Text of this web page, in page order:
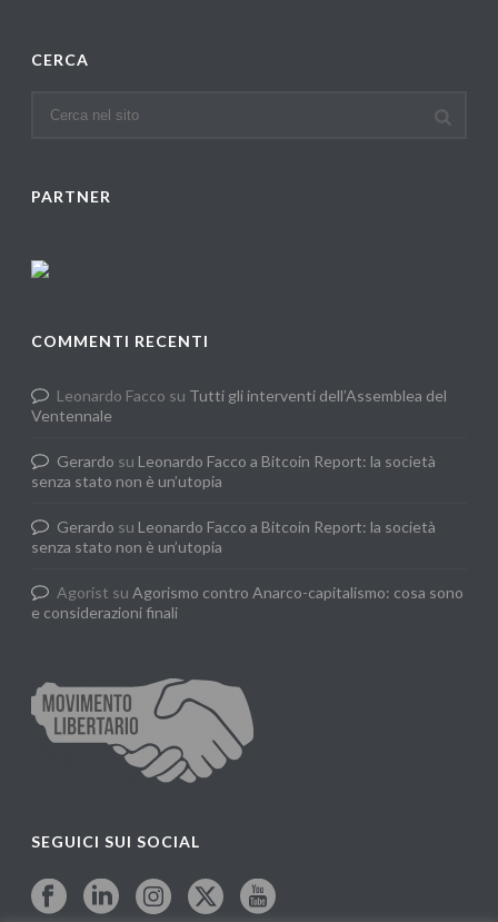
CERCA
PARTNER
COMMENTI RECENTI
Leonardo Facco su Tutti gli interventi dell’Assemblea del
Ventennale
Gerardo su Leonardo Facco a Bitcoin Report: la società
senza stato non è un’utopia
Gerardo su Leonardo Facco a Bitcoin Report: la società
senza stato non è un’utopia
Agorist suAgorismo contro Anarco-capitalismo: cosa sono
e considerazioni finali
SEGUICI SUI SOCIAL